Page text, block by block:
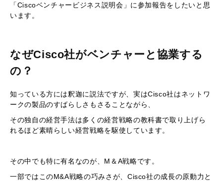
「Ciscoベンチャービジネス説明会」に参加報告をしたいと思
います。
なぜCisco社がベンチャーと協業する
の？
知っている方には釈迦に説法ですが、実はCisco社はネットワ
ークの製品のすばらしさもさることながら、
その独自の経営手法は多くの経営戦略の教科書で取り上げら
れるほど素晴らしい経営戦略を駆使しています。
その中でも特に有名なのが、M＆A戦略です。
一部ではこのM&A戦略の巧みさが、Cisco社の成長の原動力と